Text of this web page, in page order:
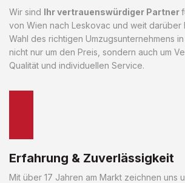
Wir sind Ihr vertrauenswürdiger Partner
von Wien nach Leskovac und weit darüber
Wahl des richtigen Umzugsunternehmens
nicht nur um den Preis, sondern auch um
Qualität und individuellen Service.
Erfahrung & Zuverlässigkeit
Mit über 17 Jahren am Markt zeichnen uns